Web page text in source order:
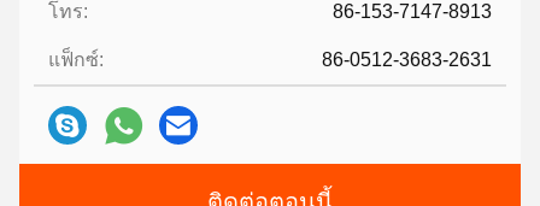
โทร: 86-153-7147-8913
แฟ็กซ์: 86-0512-3683-2631